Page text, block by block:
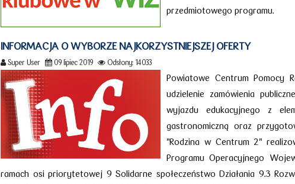
przedmiotowego programu.
INFORMACJA O WYBORZE NAJKORZYSTNIEJSZEJ OFERTY
Super User 09 lipiec 2019 Odsłony: 14033
Powiatowe Centrum Pomocy
udzielenie zamówienia
wyjazdu edukacyjnego z
gastronomiczną oraz
"Rodzina w Centrum 2"
Programu Operacyjnego
ramach osi priorytetowej 9 Solidarne społeczeństwo Działania 9.3